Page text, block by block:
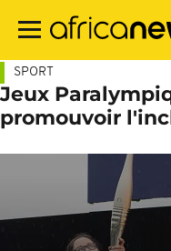
contenu
SPORT
Jeux
promouvoir